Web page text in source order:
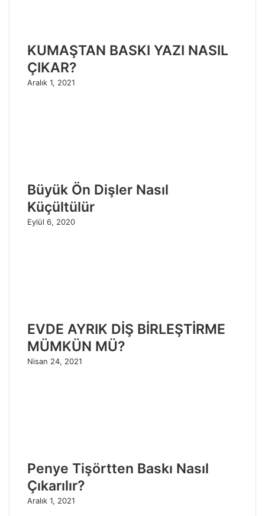
KUMAŞTAN BASKI YAZI NASIL
ÇIKAR?
Aralık 1, 2021
Büyük Ön Dişler Nasıl
Küçültülür
Eylül 6, 2020
EVDE AYRIK DİŞ BİRLEŞTİRME
MÜMKÜN MÜ?
Nisan 24, 2021
Penye Tişörtten Baskı Nasıl
Çıkarılır?
Aralık 1, 2021